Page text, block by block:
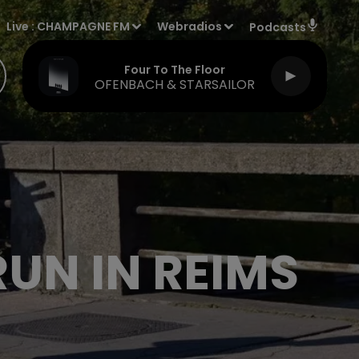
Live :CHAMPAGNE FM Webradios Podcasts
Four To The Floor
OFENBACH & STARSAILOR
IN REIMS